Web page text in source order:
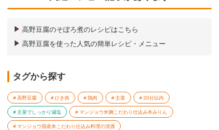
高野豆腐のそぼろ煮のレシピはこちら
高野豆腐を使った人気の簡単レシピ・メニュー
タグから探す
高野豆腐 ひき肉 鶏肉 主菜 20分以内
主菜でしっかり減塩 マンジョウ米麹こだわり仕込み本みりん
マンジョウ国産米こだわり仕込み料理の清酒